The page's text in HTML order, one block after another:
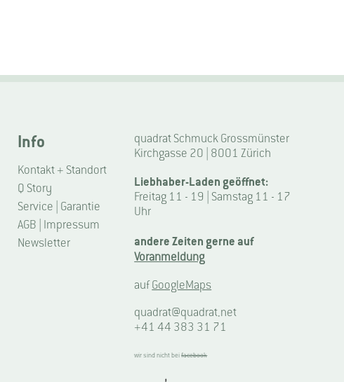
Info
Kontakt + Standort
Q Story
Service | Garantie
AGB | Impressum
Newsletter
quadrat Schmuck Grossmünster
Kirchgasse 20 | 8001 Zürich
Liebhaber-Laden geöffnet:
Freitag 11 - 19 | Samstag 11 - 17
Uhr
andere Zeiten gerne auf
Voranmeldung
aufGoogleMaps
quadrat@quadrat.net
+41 44 383 31 71
wir sind nicht beifacebook